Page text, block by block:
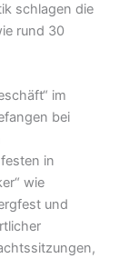
schlagen die
rund 30
im
bei
in
wie
und